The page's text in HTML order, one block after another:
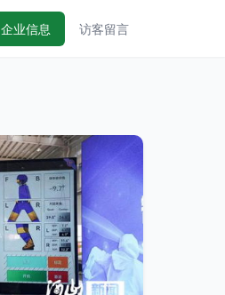
企业信息 访客留言